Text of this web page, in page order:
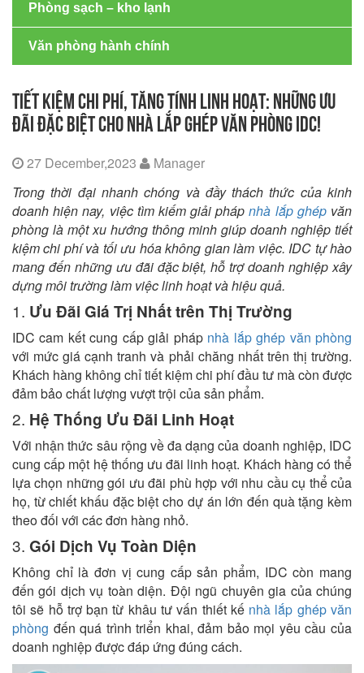
Phòng sạch – kho lạnh
Văn phòng hành chính
TIẾT KIỆM CHI PHÍ, TĂNG TÍNH LINH HOẠT: NHỮNG ƯU
ĐÃI ĐẶC BIỆT CHO NHÀ LẮP GHÉP VĂN PHÒNG IDC!
27 December,2023
Manager
Trong thời đại nhanh chóng và đầy thách thức của kinh
doanh hiện nay, việc tìm kiếm giải phápnhà lắp ghépvăn
phòng là một xu hướng thông minh giúp doanh nghiệp tiết
kiệm chi phí và tối ưu hóa không gian làm việc. IDC tự hào
mang đến những ưu đãi đặc biệt, hỗ trợ doanh nghiệp xây
dựng môi trường làm việc linh hoạt và hiệu quả.
1. Ưu Đãi Giá Trị Nhất trên Thị Trường
IDC cam kết cung cấp giải pháp nhà lắp ghép văn phòng
với mức giá cạnh tranh và phải chăng nhất trên thị trường.
Khách hàng không chỉ tiết kiệm chi phí đầu tư mà còn được
đảm bảo chất lượng vượt trội của sản phẩm.
2. Hệ Thống Ưu Đãi Linh Hoạt
Với nhận thức sâu rộng về đa dạng của doanh nghiệp, IDC
cung cấp một hệ thống ưu đãi linh hoạt. Khách hàng có thể
lựa chọn những gói ưu đãi phù hợp với nhu cầu cụ thể của
họ, từ chiết khấu đặc biệt cho dự án lớn đến quà tặng kèm
theo đối với các đơn hàng nhỏ.
3. Gói Dịch Vụ Toàn Diện
Không chỉ là đơn vị cung cấp sản phẩm, IDC còn mang
đến gói dịch vụ toàn diện. Đội ngũ chuyên gia của chúng
tôi sẽ hỗ trợ bạn từ khâu tư vấn thiết kế nhà lắp ghép văn
phòng đến quá trình triển khai, đảm bảo mọi yêu cầu của
doanh nghiệp được đáp ứng đúng cách.